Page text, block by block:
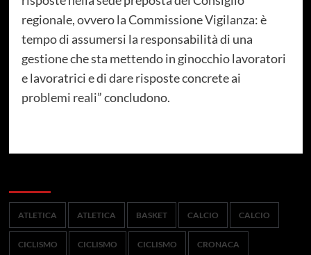
regionale, ovvero la Commissione Vigilanza: è
tempo di assumersi la responsabilità di una
gestione che sta mettendo in ginocchio lavoratori
e lavoratrici e di dare risposte concrete ai
problemi reali” concludono.
ATLETICA ATLETICA BASKET CALCIO CALCIO
CICLISMO CICLISMO CICLISMO CRONACA